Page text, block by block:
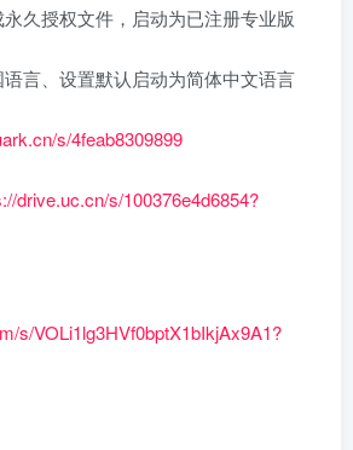
久授权文件，启动为已注册专业版
言、设置默认启动为简体中文语言
s/4feab8309899
drive.uc.cn/s/100376e4d6854?
s/VOLi1lg3HVf0bptX1bIkjAx9A1?